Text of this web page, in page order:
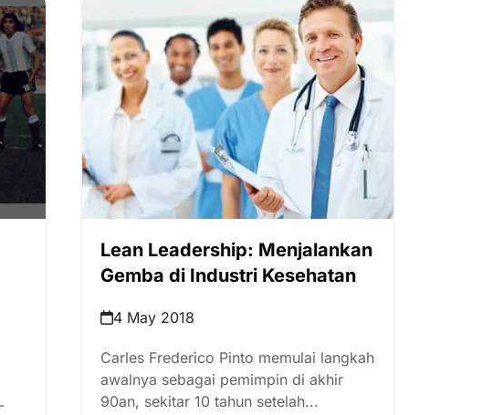
Lean Leadership: Menjalankan
Gemba di Industri Kesehatan
4 May 2018
Carles Frederico Pinto memulai langkah
awalnya sebagai pemimpin di akhir
90an, sekitar 10 tahun setelah...